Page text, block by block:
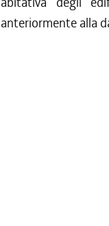
anteriormente alla